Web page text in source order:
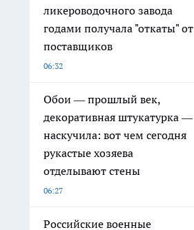
ликероводочного завода
годами получала "откаты" от
поставщиков
06:32
Обои — прошлый век,
декоративная штукатурка —
наскучила: вот чем сегодня
рукастые хозяева
отделывают стены
06:27
Российские военные